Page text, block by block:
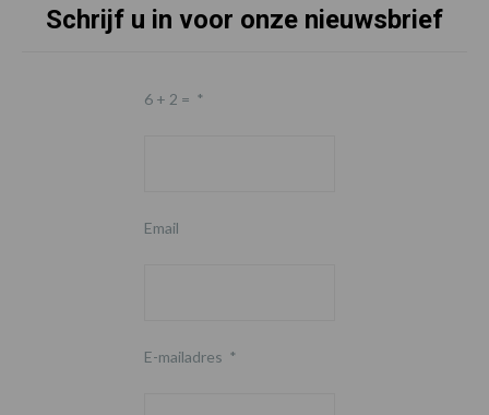
Schrijf u in voor onze nieuwsbrief
6 + 2 = *
Email
E-mailadres *